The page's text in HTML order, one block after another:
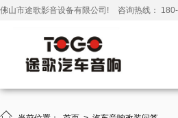
佛山市途歌影音设备有限公司! 咨询热线：